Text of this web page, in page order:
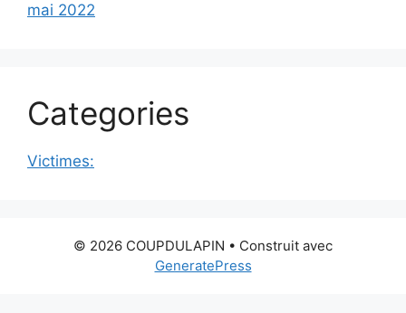
mai 2022
Categories
Victimes:
© 2026 COUPDULAPIN • Construit avec
GeneratePress